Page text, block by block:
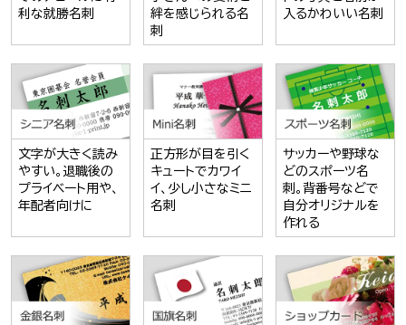
利な就勝名刺
絆を感じられる名
刺
入るかわいい名刺
文字が大きく読み
やすい。退職後の
プライベート用や、
年配者向けに
正方形が目を引く
キュートでカワイ
イ、少し小さなミニ
名刺
サッカーや野球な
どのスポーツ名
刺。背番号などで
自分オリジナルを
作れる